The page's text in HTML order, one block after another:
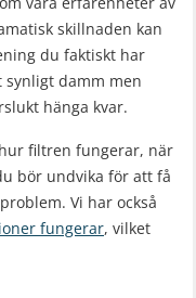
skillnaden kan
du faktiskt har
damm men
hänga kvar.
filtren fungerar, när
bör undvika för att få
Vi har också
fungerar, vilket